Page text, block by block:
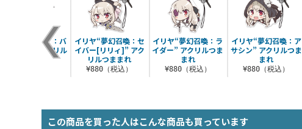
イリヤ“夢幻召喚：ア
サシン” アクリルつま
まれ
¥880（税込）
イリヤ“夢幻召喚：バ
ーサーカー” アクリル
イリヤ“夢幻召喚：セ
イバー[リリィ]” アク
リルつままれ
¥880（税込）
イリヤ“夢幻召喚：ラ
イダー” アクリルつま
まれ
¥880（税込）
この商品を買った人はこんな商品も買っています